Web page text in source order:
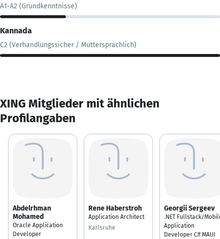
A1-A2 (Grundkenntnisse)
Kannada
C2 (Verhandlungssicher / Muttersprachlich)
XING Mitglieder mit ähnlichen
Profilangaben
Abdelrhman
Mohamed
Oracle Application
Developer
Rene Haberstroh
Application Architect
Karlsruhe
Georgii Sergeev
.NET Fullstack/
Application
Developer C# MAUI